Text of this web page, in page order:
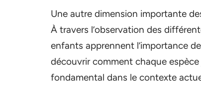
Une autre dimension importante
À travers l’observation des
enfants apprennent l’importance
découvrir comment chaque
fondamental dans le contexte